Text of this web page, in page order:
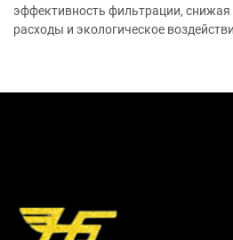
эффективность фильтрации,
расходы и экологическое